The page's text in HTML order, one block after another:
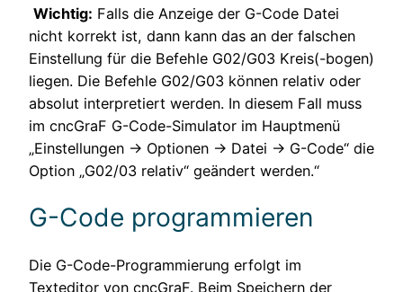
Wichtig: Falls die Anzeige der G-Code Datei
nicht korrekt ist, dann kann das an der falschen
Einstellung für die Befehle G02/G03 Kreis(-bogen)
liegen. Die Befehle G02/G03 können relativ oder
absolut interpretiert werden. In diesem Fall muss
im cncGraF G-Code-Simulator im Hauptmenü
„Einstellungen → Optionen → Datei → G-Code“ die
Option „G02/03 relativ“ geändert werden.“
G-Code programmieren
Die G-Code-Programmierung erfolgt im
Texteditor von cncGraF. Beim Speichern der